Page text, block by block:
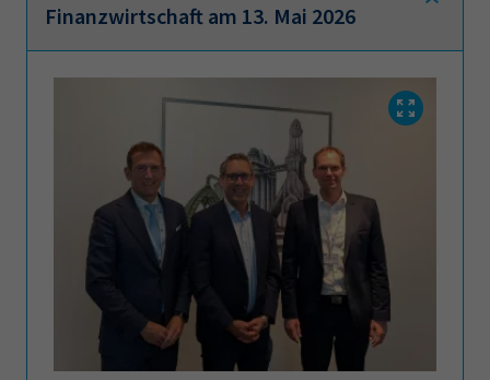
IHK Akademie
Finanzwirtschaft am 13. Mai 2026